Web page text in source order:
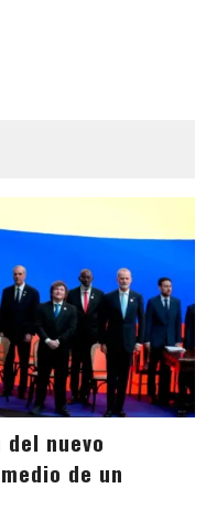
nuevo
de un